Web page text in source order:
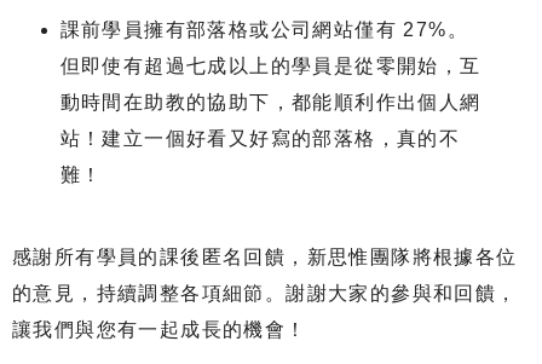
課前學員擁有部落格或公司網站僅有 27%。
但即使有超過七成以上的學員是從零開始，互
動時間在助教的協助下，都能順利作出個人網
站！建立一個好看又好寫的部落格，真的不
難！
感謝所有學員的課後匿名回饋，新思惟團隊將根據各位
的意見，持續調整各項細節。謝謝大家的參與和回饋，
讓我們與您有一起成長的機會！